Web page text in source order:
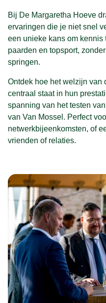
Bij De Margaretha Hoeve
ervaringen die je niet snel
een unieke kans om kennis
paarden en topsport,
springen.
Ontdek hoe het welzijn van
centraal staat in hun
spanning van het testen
van Van Mossel. Perfect
netwerkbijeenkomsten, of
vrienden of relaties.